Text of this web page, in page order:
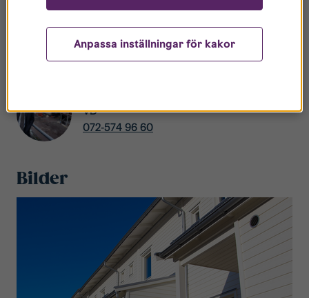
Radhusen har byggts av Götenehus
Kontakter
VD
072-574 96 60
Bilder
Anpassa inställningar för kakor